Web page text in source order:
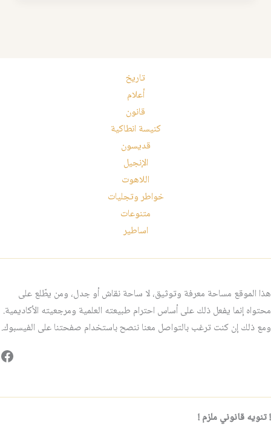
تاريخ
أعلام
قانون
كنيسة انطاكية
قديسون
الإنجيل
اللاهوت
خواطر وتجليات
متنوعات
اساطير
هذا الموقع مساحة معرفة وتوثيق، لا ساحة نقاش أو جدل، ومن يطّلع على
محتواه إنما يفعل ذلك على أساس احترام طبيعته العلمية ومرجعيته الأكاديمية.
ومع ذلك إن كنت ترغب بالتواصل معنا ننصح باستخدام صفحتنا على الفيسبوك.
! تنويه قانوني ملزم !